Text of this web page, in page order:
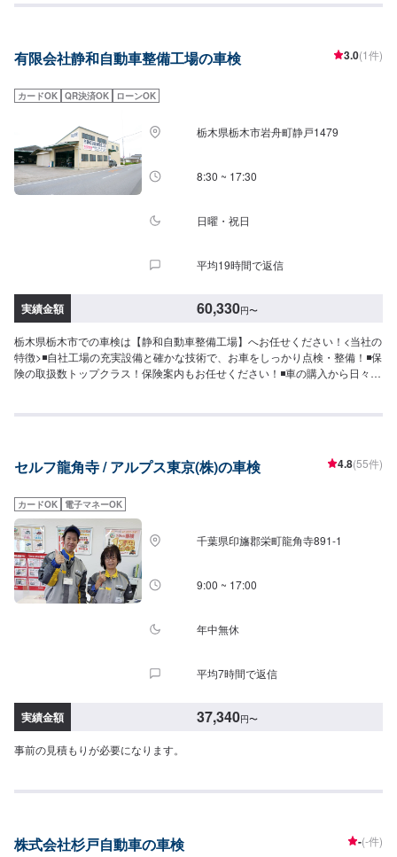
使えべきなのかわからない…などのご相談もお気軽にどうぞ！【定休日・営
始【4】仕上がり次第納車-----納期について-----納期は通常1日程度で納車とな
了承ください。-----代車について-----無料の代車をご用意しています。お車の
作業中は代車をご利用ください。※代車の燃料代はお客様にご負担いただいて
おります。※内容などにより貸し出し出来かねる場合もございます。-----ご来
店時の注意、受付方法-----入庫の際はお気をつけてお越しください。駐車スペ
ースは事務所前のお客様駐車スペースに駐車してください。受付はスタッフ
へ「メンテモで予約しました」とお伝えください。ご案内いたします。
有限会社静和自動車整備工場の車検 3.0(1件)
カードOK QR決済OK ローンOK
栃木県栃木市岩舟町静戸1479
8:30 ~ 17:30
日曜・祝日
平均19時間で返信
実績金額 60,330円〜
栃木県栃木市での車検は【静和自動車整備工場】へお任せください！<当社の
特徴>◾自社工場の充実設備と確かな技術で、お車をしっかり点検・整備！◾保
険の取扱数トップクラス！保険案内もお任せください！◾車の購入から日々の
れない…などのご相談もお気軽にどうぞ！【1】オファーにてお問い合わせ
期は前後する場合がございます。予めご了承ください。-----代車について-----
料代はお客様にご負担いただいております。-----ご来店時の注意、受付方法---
--入庫の際はお気をつけてお越しください。駐車スペースは事務所前の空いて
いるスペースに駐車してください。受付はスタッフへ「メンテモで予約しま
した」とお伝えください。ご案内いたします。【定休日・営業時間】定休
日：日曜日、祝日営業時間：8:30~17:30
セルフ龍角寺 / アルプス東京(株)の車検 4.8(55件)
カードOK 電子マネーOK
千葉県印旛郡栄町龍角寺891-1
9:00 ~ 17:00
年中無休
平均7時間で返信
実績金額 37,340円〜
事前の見積もりが必要になります。
株式会社杉戸自動車の車検 -(-件)